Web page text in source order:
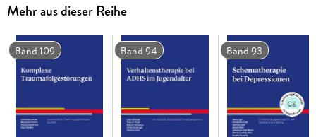
allem der Posttraumatischen Belastungsstörung. Das
Verfahren basiert auf der Imagery-Rehearsal-Therapie (IRT),
die seit Jahren erfolgreich zur Behandlung von Alpträumen
und Posttraumatischen Belastungsstörungen eingesetzt wird.
Wesentliche Elemente dieses Therapieansatzes sind die
Modifikation des Alptraums in einen nicht bedrohlichen
Traum und die Imagination dieses neuen Traumverlaufs.
Das Therapieprogramm umfasst acht einstündige
Mehr aus dieser Reihe
Band 109 Band 94 Band 93